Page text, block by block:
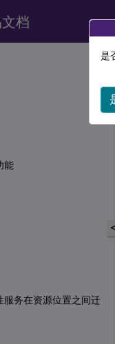
档
能
服务在资源位置之间迁
<
是